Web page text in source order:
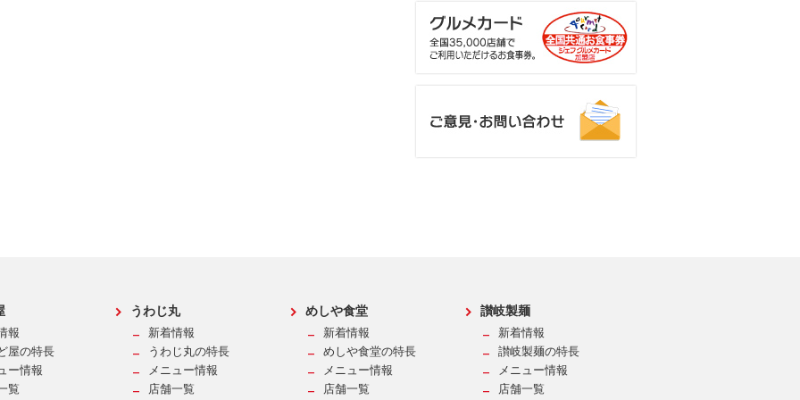
報
屋の特長
ー情報
覧
うわじ丸
新着情報
うわじ丸の特長
メニュー情報
店舗一覧
めしや食堂
新着情報
めしや食堂の特長
メニュー情報
店舗一覧
讃岐製麺
新着情報
讃岐製麺の特長
メニュー情報
店舗一覧